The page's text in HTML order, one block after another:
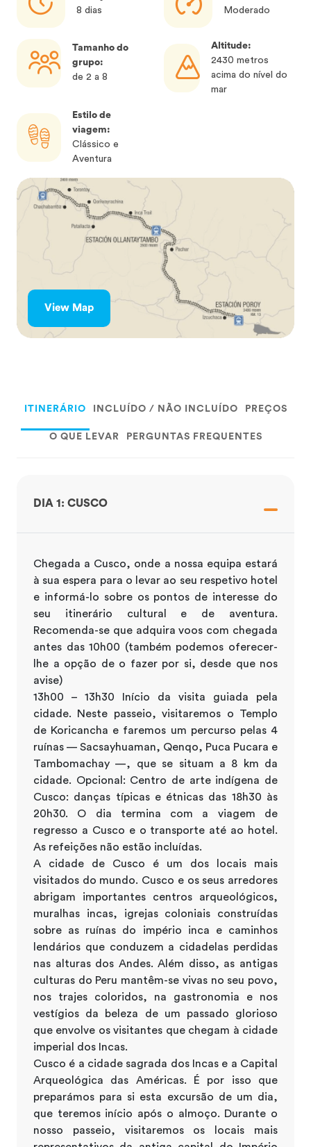
8 dias
Moderado
Tamanho do
grupo:
de 2 a 8
Altitude:
2430 metros
acima do nível do
mar
Estilo de
viagem:
Clássico e
Aventura
View Map
ITINERÁRIO INCLUÍDO / NÃO INCLUÍDO PREÇOS
O QUE LEVAR PERGUNTAS FREQUENTES
DIA 1: CUSCO
Chegada a Cusco, onde a nossa equipa estará
à sua espera para o levar ao seu respetivo hotel
e informá-lo sobre os pontos de interesse do
seu itinerário cultural e de aventura.
Recomenda-se que adquira voos com chegada
antes das 10h00 (também podemos oferecer-
lhe a opção de o fazer por si, desde que nos
avise)
13h00 – 13h30 Início da visita guiada pela
cidade. Neste passeio, visitaremos o Templo
de Koricancha e faremos um percurso pelas 4
ruínas — Sacsayhuaman, Qenqo, Puca Pucara e
Tambomachay —, que se situam a 8 km da
cidade. Opcional: Centro de arte indígena de
Cusco: danças típicas e étnicas das 18h30 às
20h30. O dia termina com a viagem de
regresso a Cusco e o transporte até ao hotel.
As refeições não estão incluídas.
A cidade de Cusco é um dos locais mais
visitados do mundo. Cusco e os seus arredores
abrigam importantes centros arqueológicos,
muralhas incas, igrejas coloniais construídas
sobre as ruínas do império inca e caminhos
lendários que conduzem a cidadelas perdidas
nas alturas dos Andes. Além disso, as antigas
culturas do Peru mantêm-se vivas no seu povo,
nos trajes coloridos, na gastronomia e nos
vestígios da beleza de um passado glorioso
que envolve os visitantes que chegam à cidade
imperial dos Incas.
Cusco é a cidade sagrada dos Incas e a Capital
Arqueológica das Américas. É por isso que
preparámos para si esta excursão de um dia,
que teremos início após o almoço. Durante o
nosso passeio, visitaremos os locais mais